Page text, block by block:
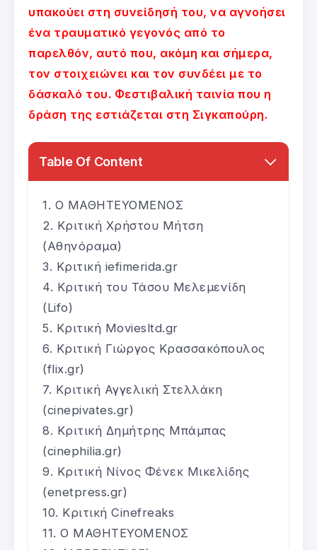
υπακούει στη συνείδησή του, να αγνοήσει
ένα τραυματικό γεγονός από το
παρελθόν, αυτό που, ακόμη και σήμερα,
τον στοιχειώνει και τον συνδέει με το
δάσκαλό του. Φεστιβαλική ταινία που η
δράση της εστιάζεται στη Σιγκαπούρη.
Table Of Content
Ο ΜΑΘΗΤΕΥΟΜΕΝΟΣ
Κριτική Χρήστου Μήτση
(Αθηνόραμα)
Κριτική iefimerida.gr
Κριτική του Τάσου Μελεμενίδη
(Lifo)
Κριτική Moviesltd.gr
Κριτική Γιώργος Κρασσακόπουλος
(flix.gr)
Κριτική Αγγελική Στελλάκη
(cinepivates.gr)
Κριτική Δημήτρης Μπάμπας
(cinephilia.gr)
Κριτική Νίνος Φένεκ Μικελίδης
(enetpress.gr)
Κριτική Cinefreaks
Ο ΜΑΘΗΤΕΥΟΜΕΝΟΣ